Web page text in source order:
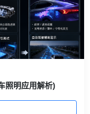
照明应用解析)